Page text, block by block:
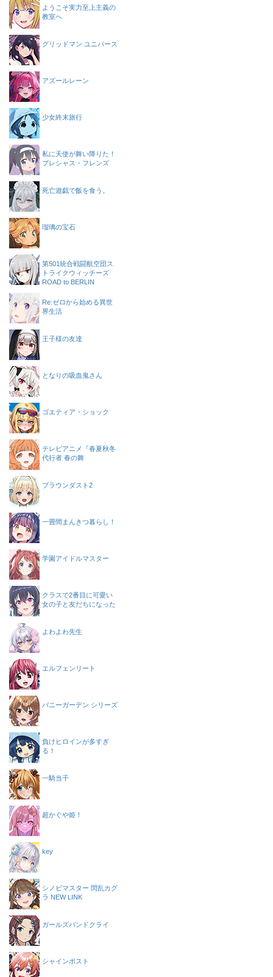
ようこそ実力至上主義の
教室へ
グリッドマン ユニバース
アズールレーン
少女終末旅行
私に天使が舞い降りた！
プレシャス・フレンズ
死亡遊戯で飯を食う。
瑠璃の宝石
第501統合戦闘航空団ス
トライクウィッチーズ
ROAD to BERLIN
Re:ゼロから始める異世
界生活
王子様の友達
となりの吸血鬼さん
ゴエティア・ショック
テレビアニメ『春夏秋冬
代行者 春の舞
ブラウンダスト2
一畳間まんきつ暮らし！
学園アイドルマスター
クラスで2番目に可愛い
女の子と友だちになった
よわよわ先生
エルフェンリート
バニーガーデン シリーズ
負けヒロインが多すぎ
る！
一騎当千
超かぐや姫！
key
シノビマスター 閃乱カグ
ラ NEW LINK
ガールズバンドクライ
シャインポスト